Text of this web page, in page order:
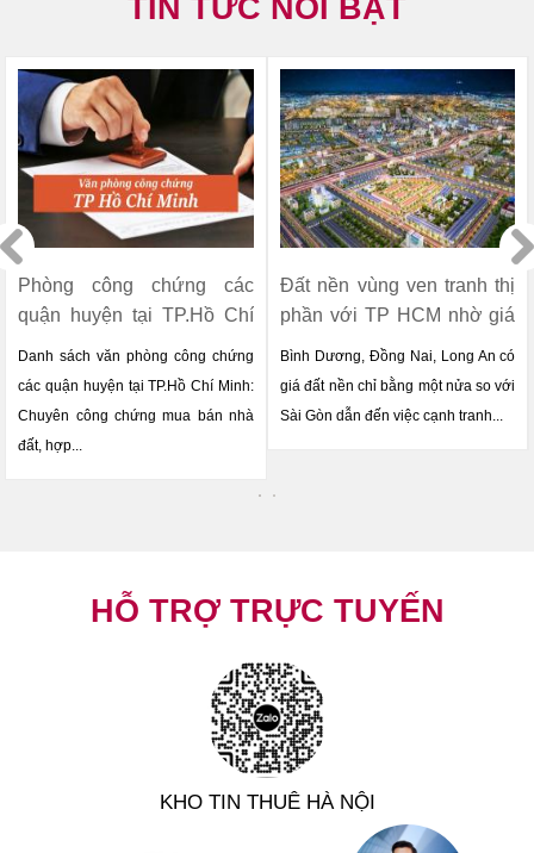
TIN TỨC NỔI BẬT
Phòng công chứng các
quận huyện tại TP.Hồ Chí
Danh sách văn phòng công chứng
các quận huyện tại TP.Hồ Chí Minh:
Chuyên công chứng mua bán nhà
đất, hợp...
Đất nền vùng ven tranh thị
phần với TP HCM nhờ giá
rẻ
Bình Dương, Đồng Nai, Long An có
giá đất nền chỉ bằng một nửa so với
Sài Gòn dẫn đến việc cạnh tranh...
HỖ TRỢ TRỰC TUYẾN
KHO TIN THUÊ HÀ NỘI